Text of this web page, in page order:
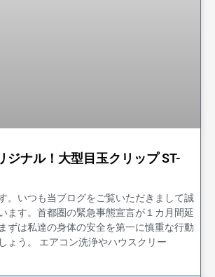
ジナル！大型目玉クリップ ST-
。いつも当ブログをご覧いただきまして誠
ます。首都圏の緊急事態宣言が１カ月間延
ずは私達の身体の安全を第一に慎重な行動
ょう。 エアコン洗浄やハウスクリー